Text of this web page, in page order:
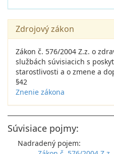
Zdrojový zákon
Zákon č. 576/2004 Z.z. o
službách súvisiacich s
starostlivosti a o zmene a
§42
Znenie zákona
Súvisiace pojmy:
Nadradený pojem: